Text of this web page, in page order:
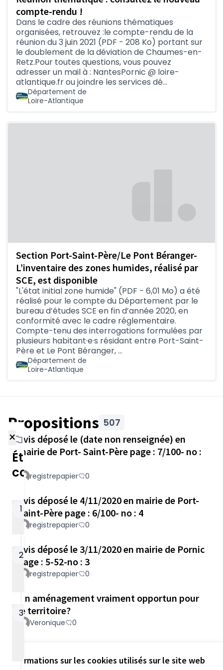
Informations sur les cookies utilisés sur le site web
(S'ouvre
En posant vos questions
(S'ouvre dans un
,
En donnant votre avis
(S'ouvre dans un nouvel
sur le projet dans sa
globalité et sur ses différents aspects, ainsi
que sur les propositions d'aménagement des
différentes sections.
Comment s'inscrire pour participer en ligne ?
(S'ouvre dans un nouvel onglet)
Par des expositions et des registres-papiers
Port-Saint-Père: 13 Rue de Pornic, 44710
Mairie annexe de Pornic: 1, rue de la
République, Saint-Marie-sur-Mer
Et àNantes, dans le bâtiment du
Département " Jean-Baptiste Daviais", 8 rue
Sully.
Lors de rencontres (sur inscription préalable)
Réunions publiques
(S'ouvre dans un nouvel
, pour prendre
connaissance du projet, des modalités de la
concertation et échanger,
Permanences
(S'ouvre dans un nouvel onglet)
en mairies de Port-Saint-père
et Chaumes-en-Retz, pour échanger sur les
(S'ouvre dans un nouvel onglet)
futur aménagement de la route et ses enjeux
autour de thèmes tels que la gestion de
l’espace foncier, l’opportunité d’une mise en
2x2 voies, l’évolution des modes de
déplacement,…
Retrouvez les lieux, dates et horaires de ces
rendez-vous dans
l’onglet Rencontres
(S'ouvre
compte-rendu !
Dans le cadre des réunions thématiques
organisées, retrouvez :le compte-rendu de la
réunion du 3 juin 2021 (PDF - 208 Ko) portant sur
le doublement de la déviation de Chaumes-en-
Retz.Pour toutes questions, vous pouvez
adresser un mail à : NantesPornic @ loire-
atlantique.fr ou joindre les services dé…
Département de
Loire-Atlantique
Section Port-Saint-Père/Le Pont Béranger-
L’inventaire des zones humides, réalisé par
SCE, est disponible
"L'état initial zone humide" (PDF - 6,01 Mo) a été
réalisé pour le compte du Département par le
bureau d’études SCE en fin d’année 2020, en
conformité avec le cadre réglementaire.
Compte-tenu des interrogations formulées par
plusieurs habitant·e·s résidant entre Port-Saint-
Père et Le Pont Béranger, …
Département de
Loire-Atlantique
Propositions 507
Avis déposé le (date non renseignée) en
mairie de Port- Saint-Père page : 7/100- no :
5
registrepapier 0
Avis déposé le 4/11/2020 en mairie de Port-
Saint-Père page : 6/100- no : 4
registrepapier 0
Avis déposé le 3/11/2020 en mairie de Pornic
page : 5-52-no : 3
registrepapier 0
Un aménagement vraiment opportun pour
le territoire?
Veronique 0
Référence : loire-atlantique-PART-2020-03-46
×
Étapes de la
concertation
1
Étape 1 : Historique
des aménagements
02/01/1980 - 31/12/2000
2 Étape 2 : Études
réalisées et en
cours
3 Étape 3 :
Organisation de la
16/07/2019 - 01/09/2020